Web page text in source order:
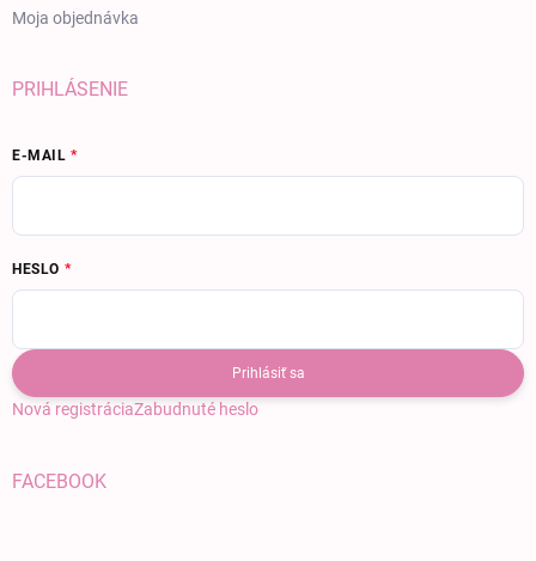
Moja objednávka
PRIHLÁSENIE
E-MAIL
HESLO
Prihlásiť sa
Nová registráciaZabudnuté heslo
FACEBOOK